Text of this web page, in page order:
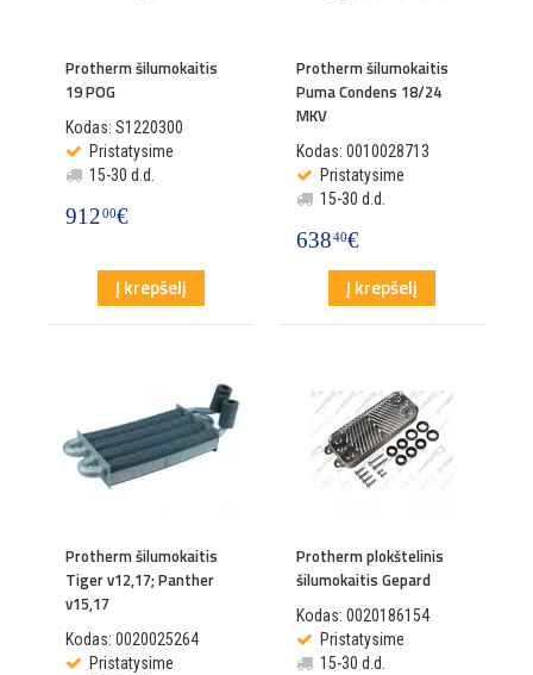
Protherm šilumokaitis
19 POG
Kodas: S1220300
Pristatysime
15-30 d.d.
91200€
Į krepšelį
Protherm šilumokaitis
Puma Condens 18/24
MKV
Kodas: 0010028713
Pristatysime
15-30 d.d.
63840€
Į krepšelį
Protherm šilumokaitis
Tiger v12,17; Panther
v15,17
Kodas: 0020025264
Pristatysime
Protherm plokštelinis
šilumokaitis Gepard
Kodas: 0020186154
Pristatysime
15-30 d.d.